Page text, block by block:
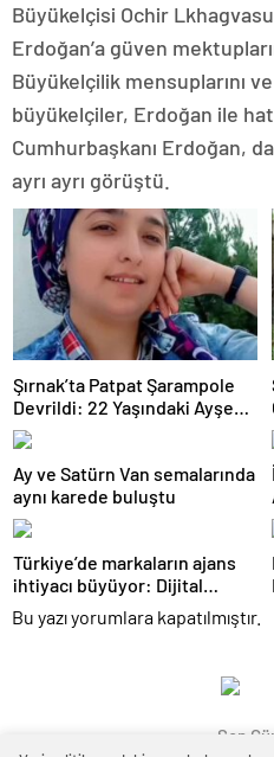
Büyükelçisi Ochir
Erdoğan’a güven
Büyükelçilik mensuplarını
büyükelçiler, Erdoğan ile
Cumhurbaşkanı Erdoğan,
ayrı ayrı görüştü.
Şırnak’ta Patpat Şarampole
Devrildi: 22 Yaşındaki Ayşe
Ece Hayatını Kaybetti, 3 Yaralı
Ay ve Satürn Van semalarında
aynı karede buluştu
Türkiye’de markaların ajans
ihtiyacı büyüyor: Dijital
reklam yatırımları 158 milyar
TL’yi aştı
Bu yazı yorumlara kapatılmıştır.
Son